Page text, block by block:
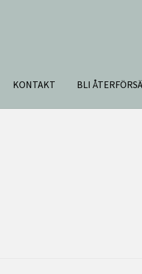
KONTAKT BLI